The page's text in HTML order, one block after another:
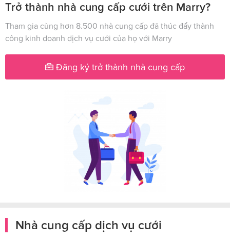
Trở thành nhà cung cấp cưới trên Marry?
Tham gia cùng hơn 8.500 nhà cung cấp đã thúc đẩy thành
công kinh doanh dịch vụ cưới của họ với Marry
Đăng ký trở thành nhà cung cấp
Nhà cung cấp dịch vụ cưới